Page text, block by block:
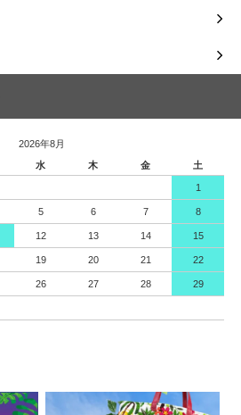
2026年8月
水 木 金 土
1
5 6 7 8
12 13 14 15
19 20 21 22
26 27 28 29